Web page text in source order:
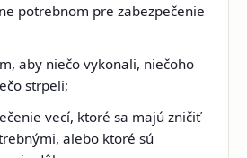
potrebnom pre zabezpečenie
aby niečo vykonali, niečoho
strpeli;
vecí, ktoré sa majú zničiť
alebo ktoré sú